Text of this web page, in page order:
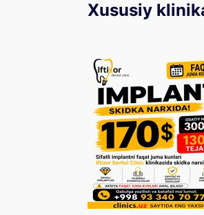
Xususiy